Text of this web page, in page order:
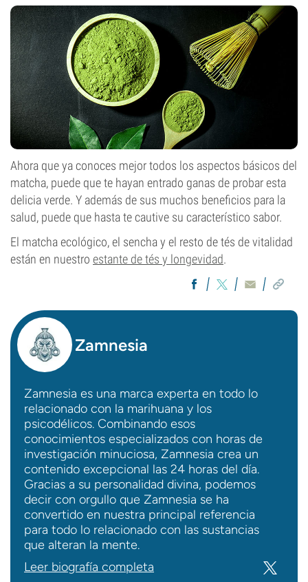
Ahora que ya conoces mejor todos los aspectos básicos del
matcha, puede que te hayan entrado ganas de probar esta
delicia verde. Y además de sus muchos beneficios para la
salud, puede que hasta te cautive su característico sabor.
El matcha ecológico, el sencha y el resto de tés de vitalidad
están en nuestro estante de tés y longevidad.
Zamnesia
Zamnesia es una marca experta en todo lo
relacionado con la marihuana y los
psicodélicos. Combinando esos
conocimientos especializados con horas de
investigación minuciosa, Zamnesia crea un
contenido excepcional las 24 horas del día.
Gracias a su personalidad divina, podemos
decir con orgullo que Zamnesia se ha
convertido en nuestra principal referencia
para todo lo relacionado con las sustancias
que alteran la mente.
Leer biografía completa